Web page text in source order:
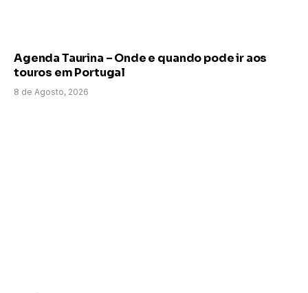
Agenda Taurina – Onde e quando pode ir aos
touros em Portugal
8 de Agosto, 2026